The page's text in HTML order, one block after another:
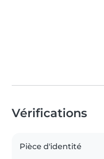
Vérifications
Pièce d'identité